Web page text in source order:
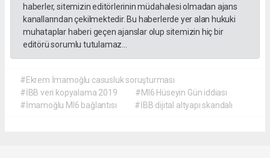
haberler, sitemizin editörlerinin müdahalesi olmadan ajans
kanallarından çekilmektedir. Bu haberlerde yer alan hukuki
muhataplar haberi geçen ajanslar olup sitemizin hiç bir
editörü sorumlu tutulamaz...
#Ekrem İmamoğlu casusluk soruşturması
#İBB veri kopyalama 2019
#MI6 Hüseyin Gün iddiası
#İmamoğlu MI6 bağlantısı
#İBB dijital altyapı skandalı